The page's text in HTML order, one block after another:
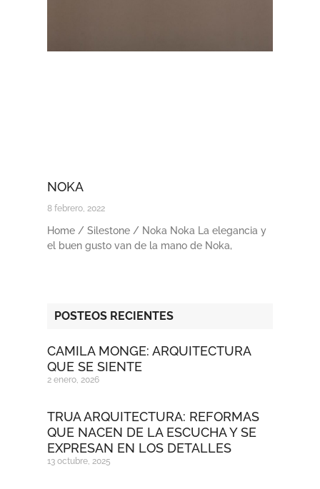
NOKA
8 febrero, 2022
Home / Silestone / Noka Noka La elegancia y
el buen gusto van de la mano de Noka,
POSTEOS RECIENTES
CAMILA MONGE: ARQUITECTURA
QUE SE SIENTE
2 enero, 2026
TRUA ARQUITECTURA: REFORMAS
QUE NACEN DE LA ESCUCHA Y SE
EXPRESAN EN LOS DETALLES
13 octubre, 2025